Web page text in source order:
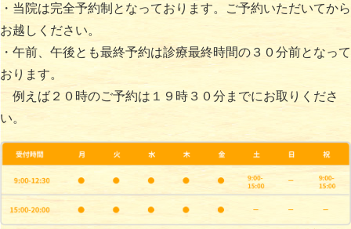
・当院は完全予約制となっております。ご予約いただいてから
お越しください。
・午前、午後とも最終予約は診療最終時間の３０分前となって
おります。
例えば２０時のご予約は１９時３０分までにお取りくださ
い。